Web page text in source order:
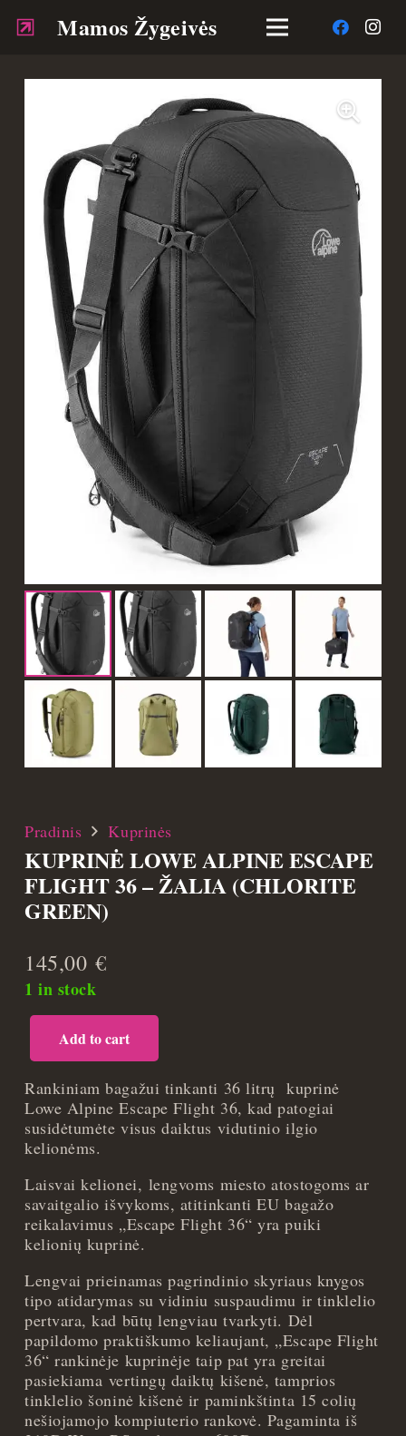
Mamos Žygeivės
Pradinis Kuprinės
KUPRINĖ LOWE ALPINE ESCAPE
FLIGHT 36 – ŽALIA (CHLORITE
GREEN)
145,00 €
1 in stock
Kuprinė
Lowe
Alpine
Escape
Flight
36
Žalia
(chlorite
green)
quantity
Add to cart
Rankiniam bagažui tinkanti 36 litrų kuprinė
Lowe Alpine Escape Flight 36, kad patogiai
susidėtumėte visus daiktus vidutinio ilgio
kelionėms.
Laisvai kelionei, lengvoms miesto atostogoms ar
savaitgalio išvykoms, atitinkanti EU bagažo
reikalavimus „Escape Flight 36“ yra puiki
kelionių kuprinė.
Lengvai prieinamas pagrindinio skyriaus knygos
tipo atidarymas su vidiniu suspaudimu ir tinklelio
pertvara, kad būtų lengviau tvarkyti. Dėl
papildomo praktiškumo keliaujant, „Escape Flight
36“ rankinėje kuprinėje taip pat yra greitai
pasiekiama vertingų daiktų kišenė, tamprios
tinklelio šoninė kišenė ir paminkštinta 15 colių
nešiojamojo kompiuterio rankovė. Pagaminta iš